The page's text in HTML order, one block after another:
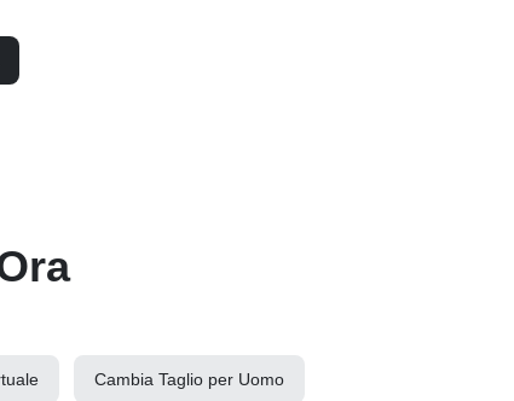
Cambia Taglio per Uomo